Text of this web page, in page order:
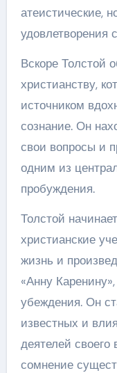
атеистические,
удовлетворения
Вскоре Толстой
христианству,
источником
сознание. Он
свои вопросы и
одним из
пробуждения.
Толстой
христианские
жизнь и
«Анну
убеждения. Он
известных и
деятелей
сомнение